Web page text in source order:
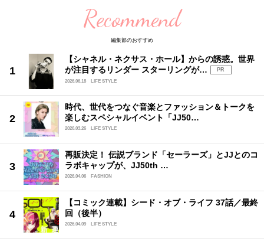
Recommend
編集部のおすすめ
【シャネル・ネクサス・ホール】からの誘惑。世界
が注目するリンダー スターリングが…
PR
2026.06.18
LIFE STYLE
時代、世代をつなぐ音楽とファッション＆トークを
楽しむスペシャルイベント「JJ50…
2026.03.26 LIFE STYLE
再販決定！ 伝説ブランド「セーラーズ」とJJとのコ
ラボキャップが、JJ50th …
2026.04.06 FASHION
【コミック連載】シード・オブ・ライフ 37話／最終
回（後半）
2026.04.09 LIFE STYLE